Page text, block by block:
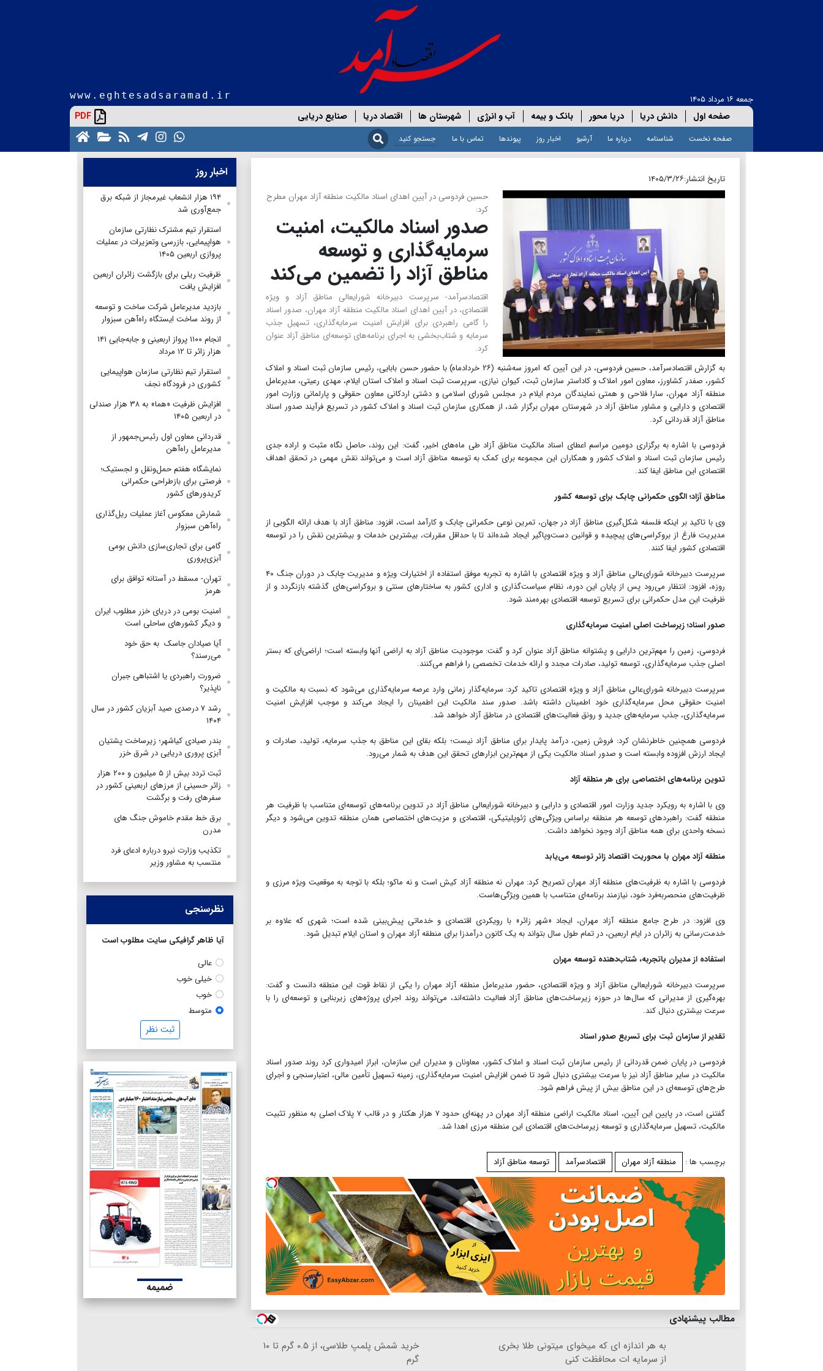
جمعه ۱۶ مرداد ۱۴۰۵ www.eghtesadsaramad.ir
صفحه اول دانش دریا دریا محور بانک و بیمه آب و انرژی شهرستان ها اقتصاد دریا صنایع دریایی PDF
صفحه نخست شناسنامه درباره ما آرشیو اخبار روز پیوندها تماس با ما
تاریخ انتشار:۱۴۰۵/۳/۲۶
حسین فردوسی در آیین اهدای اسناد مالکیت منطقه آزاد مهران مطرح
کرد:
صدور اسناد مالکیت، امنیت
سرمایه‌گذاری و توسعه
مناطق آزاد را تضمین می‌کند
اقتصادسرآمد- سرپرست دبیرخانه شورایعالی مناطق آزاد و ویژه
اقتصادی، در آیین اهدای اسناد مالکیت منطقه آزاد مهران، صدور اسناد
را گامی راهبردی برای افزایش امنیت سرمایه‌گذاری، تسهیل جذب
سرمایه و شتاب‌بخشی به اجرای برنامه‌های توسعه‌ای مناطق آزاد عنوان
کرد.
به گزارش اقتصادسرآمد، حسین فردوسی، در این آیین که امروز سه‌شنبه (۲۶ خردادماه) با حضور حسن بابایی، رئیس سازمان ثبت اسناد و املاک
کشور، صفدر کشاورز، معاون امور املاک و کاداستر سازمان ثبت، کیوان نیازی، سرپرست ثبت اسناد و املاک استان ایلام، مهدی رعیتی، مدیرعامل
منطقه آزاد مهران، سارا فلاحی و همتی نمایندگان مردم ایلام در مجلس شورای اسلامی و دشتی اردکانی معاون حقوقی و پارلمانی وزارت امور
اقتصادی و دارایی و مشاور مناطق آزاد در شهرستان مهران برگزار شد، از همکاری سازمان ثبت اسناد و املاک کشور در تسریع فرآیند صدور اسناد
مناطق آزاد قدردانی کرد.
فردوسی با اشاره به برگزاری دومین مراسم اعطای اسناد مالکیت مناطق آزاد طی ماه‌های اخیر، گفت: این روند، حاصل نگاه مثبت و اراده جدی
رئیس سازمان ثبت اسناد و املاک کشور و همکاران این مجموعه برای کمک به توسعه مناطق آزاد است و می‌تواند نقش مهمی در تحقق اهداف
اقتصادی این مناطق ایفا کند.
مناطق آزاد؛ الگوی حکمرانی چابک برای توسعه کشور
وی با تاکید بر اینکه فلسفه شکل‌گیری مناطق آزاد در جهان، تمرین نوعی حکمرانی چابک و کارآمد است، افزود: مناطق آزاد با هدف ارائه الگویی از
مدیریت فارغ از بروکراسی‌های پیچیده و قوانین دست‌وپاگیر ایجاد شده‌اند تا با حداقل مقررات، بیشترین خدمات و بیشترین نقش را در توسعه
اقتصادی کشور ایفا کنند.
سرپرست دبیرخانه شورای‌عالی مناطق آزاد و ویژه اقتصادی با اشاره به تجربه موفق استفاده از اختیارات ویژه و مدیریت چابک در دوران جنگ ۴۰
روزه، افزود: انتظار می‌رود پس از پایان این دوره، نظام سیاست‌گذاری و اداری کشور به ساختارهای سنتی و بروکراسی‌های گذشته بازنگردد و از
ظرفیت این مدل حکمرانی برای تسریع توسعه اقتصادی بهره‌مند شود.
صدور اسناد؛ زیرساخت اصلی امنیت سرمایه‌گذاری
فردوسی، زمین را مهم‌ترین دارایی و پشتوانه مناطق آزاد عنوان کرد و گفت: موجودیت مناطق آزاد به اراضی آنها وابسته است؛ اراضی‌ای که بستر
اصلی جذب سرمایه‌گذاری، توسعه تولید، صادرات مجدد و ارائه خدمات تخصصی را فراهم می‌کنند.
سرپرست دبیرخانه شورای‌عالی مناطق آزاد و ویژه اقتصادی تاکید کرد: سرمایه‌گذار زمانی وارد عرصه سرمایه‌گذاری می‌شود که نسبت به مالکیت و
امنیت حقوقی محل سرمایه‌گذاری خود اطمینان داشته باشد. صدور سند مالکیت این اطمینان را ایجاد می‌کند و موجب افزایش امنیت
سرمایه‌گذاری، جذب سرمایه‌های جدید و رونق فعالیت‌های اقتصادی در مناطق آزاد خواهد شد.
فردوسی همچنین خاطرنشان کرد: فروش زمین، درآمد پایدار برای مناطق آزاد نیست؛ بلکه بقای این مناطق به جذب سرمایه، تولید، صادرات و
ایجاد ارزش افزوده وابسته است و صدور اسناد مالکیت یکی از مهم‌ترین ابزارهای تحقق این هدف به شمار می‌رود.
تدوین برنامه‌های اختصاصی برای هر منطقه آزاد
وی با اشاره به رویکرد جدید وزارت امور اقتصادی و دارایی و دبیرخانه شورایعالی مناطق آزاد در تدوین برنامه‌های توسعه‌ای متناسب با ظرفیت هر
منطقه گفت: راهبردهای توسعه هر منطقه براساس ویژگی‌های ژئوپلیتیکی، اقتصادی و مزیت‌های اختصاصی همان منطقه تدوین می‌شود و دیگر
نسخه واحدی برای همه مناطق آزاد وجود نخواهد داشت.
منطقه آزاد مهران با محوریت اقتصاد زائر توسعه می‌یابد
فردوسی با اشاره به ظرفیت‌های منطقه آزاد مهران تصریح کرد: مهران نه منطقه آزاد کیش است و نه ماکو؛ بلکه با توجه به موقعیت ویژه مرزی و
ظرفیت‌های منحصربه‌فرد خود، نیازمند برنامه‌ای متناسب با همین ویژگی‌هاست.
وی افزود: در طرح جامع منطقه آزاد مهران، ایجاد «شهر زائر» با رویکردی اقتصادی و خدماتی پیش‌بینی شده است؛ شهری که علاوه بر
خدمت‌رسانی به زائران در ایام اربعین، در تمام طول سال بتواند به یک کانون درآمدزا برای منطقه آزاد مهران و استان ایلام تبدیل شود.
استفاده از مدیران باتجربه، شتاب‌دهنده توسعه مهران
سرپرست دبیرخانه شورایعالی مناطق آزاد و ویژه اقتصادی، حضور مدیرعامل منطقه آزاد مهران را یکی از نقاط قوت این منطقه دانست و گفت:
بهره‌گیری از مدیرانی که سال‌ها در حوزه زیرساخت‌های مناطق آزاد فعالیت داشته‌اند، می‌تواند روند اجرای پروژه‌های زیربنایی و توسعه‌ای را با
سرعت بیشتری دنبال کند.
تقدیر از سازمان ثبت برای تسریع صدور اسناد
فردوسی در پایان ضمن قدردانی از رئیس سازمان ثبت اسناد و املاک کشور، معاونان و مدیران این سازمان، ابراز امیدواری کرد روند صدور اسناد
مالکیت در سایر مناطق آزاد نیز با سرعت بیشتری دنبال شود تا ضمن افزایش امنیت سرمایه‌گذاری، زمینه تسهیل تأمین مالی، اعتبارسنجی و اجرای
طرح‌های توسعه‌ای در این مناطق بیش از پیش فراهم شود.
گفتنی است، در پایین این آیین، اسناد مالکیت اراضی منطقه آزاد مهران در پهنه‌ای حدود ۷ هزار هکتار و در قالب ۷ پلاک اصلی به منظور تثبیت
مالکیت، تسهیل سرمایه‌گذاری و توسعه زیرساخت‌های اقتصادی این منطقه مرزی اهدا شد.
برچسب ها : منطقه آزاد مهران اقتصادسرآمد توسعه مناطق آزاد
مطالب پیشنهادی
به هر اندازه ای که میخوای میتونی طلا بخری
از سرمایه ات محافظت کنی
خرید شمش پلمپ طلاسی، از ۰.۵ گرم تا ۱۰
گرم
اخبار روز
۱۹۴ هزار انشعاب غیرمجاز از شبکه برق
جمع‌آوری شد
استقرار تیم مشترک نظارتی سازمان
هواپیمایی، بازرسی وتعزیرات در عملیات
پروازی اربعین ۱۴۰۵
ظرفیت ریلی برای بازگشت زائران اربعین
افزایش یافت
بازدید مدیرعامل شرکت ساخت و توسعه
از روند ساخت ایستگاه راه‌آهن سبزوار
انجام ۱۱۰۰ پرواز اربعینی و جابه‌جایی ۱۴۱
هزار زائر تا ۱۲ مرداد
استقرار تیم‌ نظارتی سازمان هواپیمایی
کشوری در فرودگاه نجف
افزایش ظرفیت «هما» به ۳۸ هزار صندلی
در اربعین ۱۴۰۵
قدردانی معاون اول رئیس‌جمهور از
مدیرعامل راه‌آهن
نمایشگاه هفتم حمل‌ونقل و لجستیک؛
فرصتی برای بازطراحی حکمرانی
کریدورهای کشور
شمارش معکوس آغاز عملیات ریل‌گذاری
راه‌آهن سبزوار
گامی برای تجاری‌سازی دانش بومی
آبزی‌پروری
تهران- مسقط در آستانه توافق برای
هرمز
امنیت بومی در دریای خزر مطلوب ایران
و دیگر کشورهای ساحلی است
آیا صیادان جاسک به حق خود
می‌رسند؟
ضرورت راهبردی یا اشتباهی جبران
ناپذیر؟
رشد ۷ درصدی صید آبزیان کشور در سال
۱۴۰۴
بندر صیادی کیاشهر؛ زیرساخت پشتیان
آبزی پروری دریایی در شرق خزر
ثبت تردد بیش از ۵ میلیون و ۲۰۰ هزار
زائر حسینی از مرزهای اربعینی کشور در
سفرهای رفت و برگشت
برق خط مقدم خاموش جنگ های
مدرن
تکذیب وزارت نیرو درباره ادعای فرد
منتسب به مشاور وزیر
نظرسنجی
آیا ظاهر گرافیکی سایت مطلوب است
عالی
خیلی خوب
خوب
متوسط
ثبت نظر
ضمیمه